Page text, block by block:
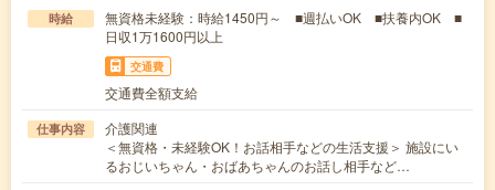
時給
無資格未経験：時給1450円～ ■週払いOK ■扶養内OK ■
日収1万1600円以上
交通費
交通費全額支給
仕事内容
介護関連
＜無資格・未経験OK！お話相手などの生活支援＞ 施設にい
るおじいちゃん・おばあちゃんのお話し相手など…